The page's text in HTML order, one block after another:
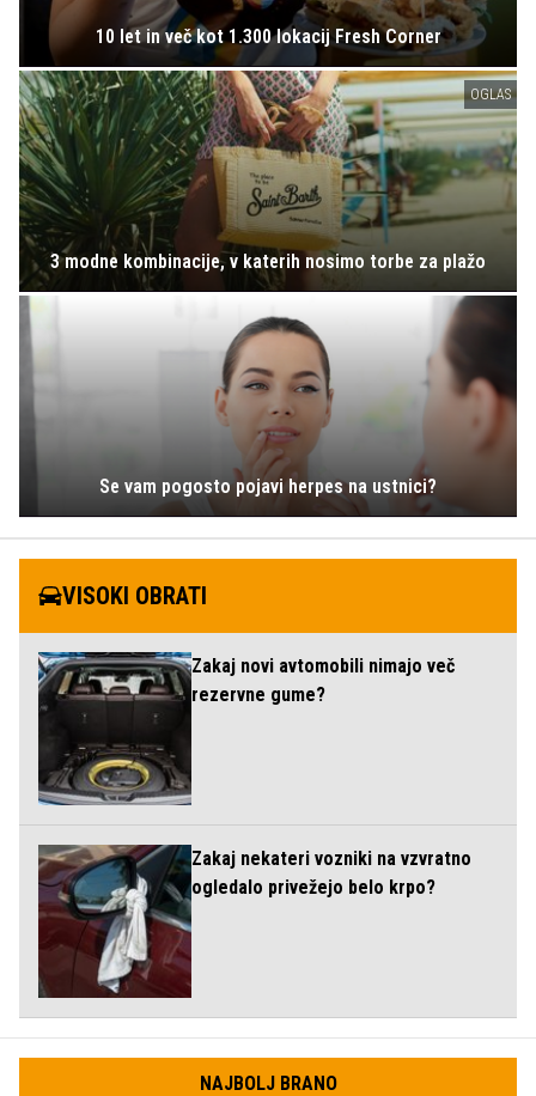
10 let in več kot 1.300 lokacij Fresh Corner
OGLAS
3 modne kombinacije, v katerih nosimo torbe za plažo
Se vam pogosto pojavi herpes na ustnici?
VISOKI OBRATI
Zakaj novi avtomobili nimajo več
rezervne gume?
Zakaj nekateri vozniki na vzvratno
ogledalo privežejo belo krpo?
NAJBOLJ BRANO